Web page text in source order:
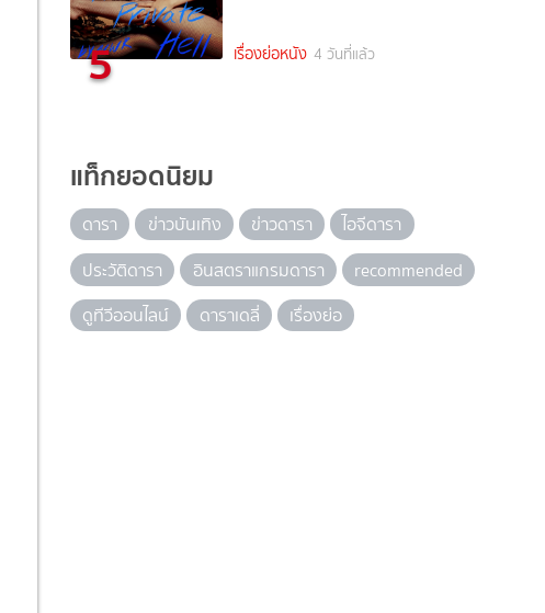
5 เรื่องย่อหนัง 4 วันที่แล้ว
แท็กยอดนิยม
ดารา ข่าวบันเทิง ข่าวดารา
ไอจีดารา
ประวัติดารา
อินสตราแกรมดารา
recommended
ดูทีวีออนไลน์
ดาราเดลี่ เรื่องย่อ